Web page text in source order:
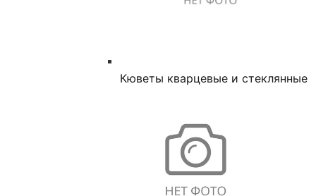
Кюветы кварцевые и стеклянные